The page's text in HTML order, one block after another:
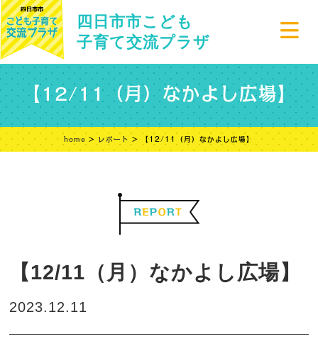
四日市市こども
子育て交流プラザ
【12/11（月）なかよし広場】
home > レポート > 【12/11（月）なかよし広場】
【12/11（月）なかよし広場】
2023.12.11